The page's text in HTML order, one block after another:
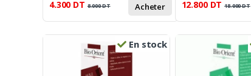
4.300 DT 8.000DT Acheter
12.800 DT 18.000DT
En stock